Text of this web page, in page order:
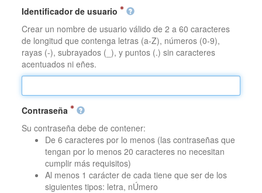
Identificador de usuario
Crear un nombre de usuario válido de 2 a 60 caracteres
de longitud que contenga letras (a-Z), números (0-9),
rayas (-), subrayados (_), y puntos (.) sin caracteres
acentuados ni eñes.
Contraseña
Su contraseña debe de contener:
De 6 caracteres por lo menos (las contraseñas que
tengan por lo menos 20 caracteres no necesitan
cumplir más requisitos)
Al menos 1 carácter de cada tiene que ser de los
siguientes tipos: letra, nÚmero